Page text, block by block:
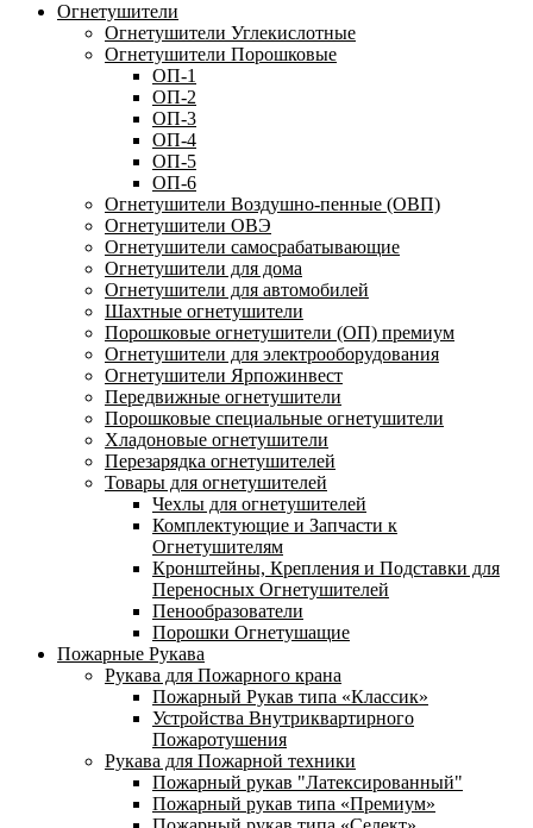
Огнетушители
Огнетушители Углекислотные
Огнетушители Порошковые
ОП-1
ОП-2
ОП-3
ОП-4
ОП-5
ОП-6
Огнетушители Воздушно-пенные (ОВП)
Огнетушители ОВЭ
Огнетушители самосрабатывающие
Огнетушители для дома
Огнетушители для автомобилей
Шахтные огнетушители
Порошковые огнетушители (ОП) премиум
Огнетушители для электрооборудования
Огнетушители Ярпожинвест
Передвижные огнетушители
Порошковые специальные огнетушители
Хладоновые огнетушители
Перезарядка огнетушителей
Товары для огнетушителей
Чехлы для огнетушителей
Комплектующие и Запчасти к
Огнетушителям
Кронштейны, Крепления и Подставки для
Переносных Огнетушителей
Пенообразователи
Порошки Огнетушащие
Пожарные Рукава
Рукава для Пожарного крана
Пожарный Рукав типа «Классик»
Устройства Внутриквартирного
Пожаротушения
Рукава для Пожарной техники
Пожарный рукав "Латексированный"
Пожарный рукав типа «Премиум»